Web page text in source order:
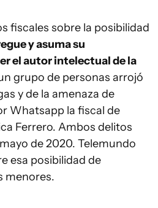
fiscales sobre la posibilidad
y asuma su
el autor intelectual de la
grupo de personas arrojó
y de la amenaza de
Whatsapp la fiscal de
Ferrero. Ambos delitos
de 2020. Telemundo
esa posibilidad de
menores.